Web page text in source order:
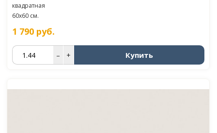
квадратная
60x60 см.
1 790 руб.
– + Купить